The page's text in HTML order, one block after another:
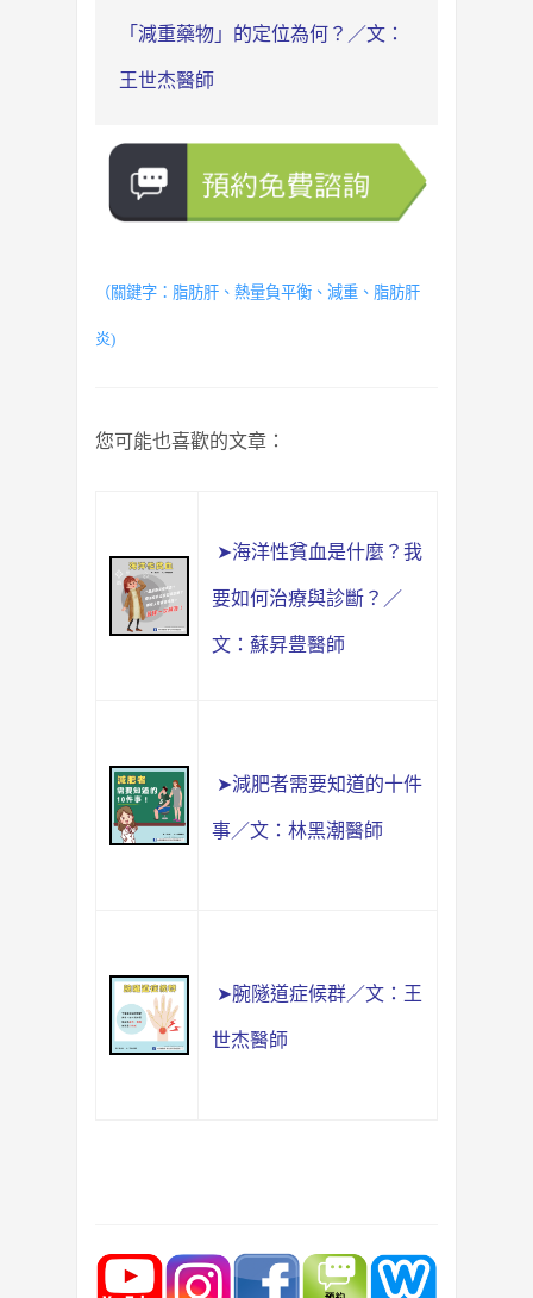
「減重藥物」的定位為何？／文：
王世杰醫師
（關鍵字：脂肪肝、 熱量負平衡 、 減重 、脂肪肝
炎)
您可能也喜歡的文章：
➤海洋性貧血是什麼？我
要如何治療與診斷？／
文：蘇昇豊醫師
➤減肥者需要知道的十件
事／文：林黑潮醫師
➤腕隧道症候群／文：王
世杰醫師